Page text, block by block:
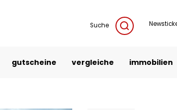
Suche
gutscheine vergleiche immobilien